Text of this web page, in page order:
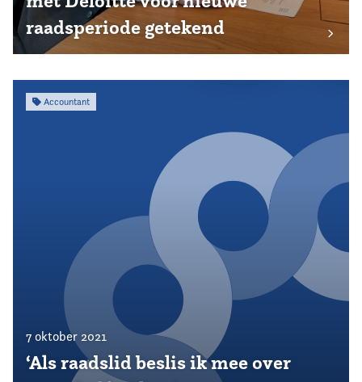
raadsperiode getekend
Accountant
7 oktober 2021
‘Als raadslid beslis ik mee over